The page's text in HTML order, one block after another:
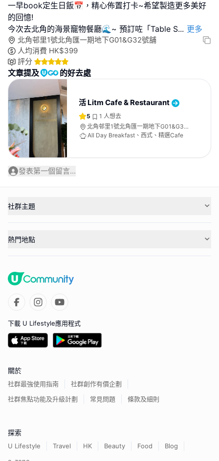
一早book定生日飯📅，精心佈置打卡~希望製造更多美好
的回憶!
今次去北角的海景竉物餐廳🌊~ 預訂咗「Table S... 更多
北角邨里1號北角匯一期地下G01&G32號舖
人均消費 HK$399
評分
文章提及 的好去處
活 Litm Cafe & Restaurant
5 1 人想去
北角邨里1號北角匯一期地下G01&G32
號舖
All Day Breakfast、西式、精選Cafe
發表第一個留言...
社群主題
熱門地點
下載 U Lifestyle應用程式
關於
社群最強使用指南
社群創作有價企劃
社群焦點功能及升級計劃
常見問題 條款及細則
探索
U Lifestyle Travel HK Beauty Food
Blog